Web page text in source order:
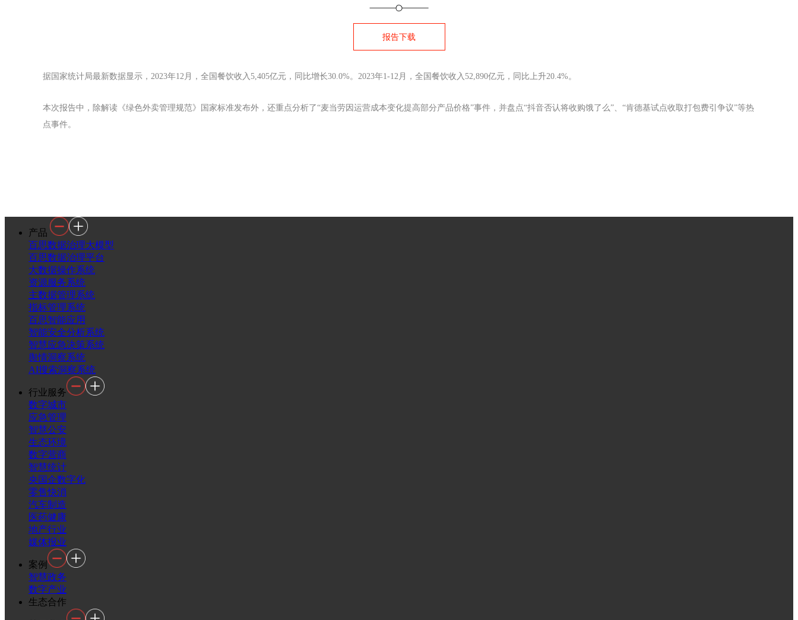
报告下载
据国家统计局最新数据显示，2023年12月，全国餐饮收入5,405亿元，同比增长30.0%。2023年1-12月，全国餐饮收入52,890亿元，同比上升20.4%。
本次报告中，除解读《绿色外卖管理规范》国家标准发布外，还重点分析了“麦当劳因运营成本变化提高部分产品价格”事件，并盘点“抖音否认将收购饿了么”、“肯德基试点收取打包费引争议”等热
点事件。
产品
百思数据治理大模型
百思数据治理平台
大数据操作系统
资源服务系统
主数据管理系统
指标管理系统
百思智能应用
智能安全分析系统
智慧应急决策系统
舆情洞察系统
AI搜索洞察系统
行业服务
数字城市
应急管理
智慧公安
生态环境
数字营商
智慧统计
央国企数字化
零售快消
汽车制造
医药健康
地产行业
媒体报业
案例
智慧政务
数字产业
生态合作